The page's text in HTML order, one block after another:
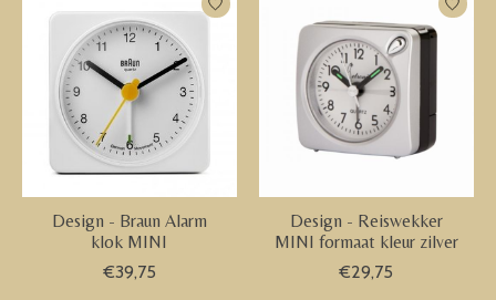
Design - Braun Alarm
klok MINI
€39,75
Design - Reiswekker
MINI formaat kleur zilver
€29,75